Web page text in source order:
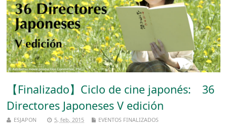
【Finalizado】Ciclo de cine japonés: 36
Directores Japoneses V edición
ESJAPON 5, feb, 2015 EVENTOS FINALIZADOS